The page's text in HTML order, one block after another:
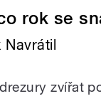
rok se
Navrátil
zvířat